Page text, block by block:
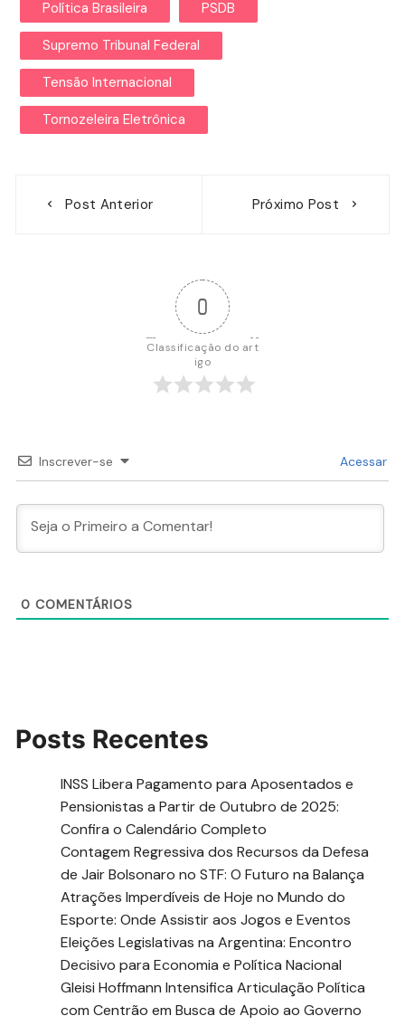
Política Brasileira PSDB
Supremo Tribunal Federal
Tensão Internacional
Tornozeleira Eletrônica
Post Anterior Próximo Post
0
Classificação do art
igo
Inscrever-se Acessar
0 COMENTÁRIOS
Posts Recentes
INSS Libera Pagamento para Aposentados e
Pensionistas a Partir de Outubro de 2025:
Confira o Calendário Completo
Contagem Regressiva dos Recursos da Defesa
de Jair Bolsonaro no STF: O Futuro na Balança
Atrações Imperdíveis de Hoje no Mundo do
Esporte: Onde Assistir aos Jogos e Eventos
Eleições Legislativas na Argentina: Encontro
Decisivo para Economia e Política Nacional
Gleisi Hoffmann Intensifica Articulação Política
com Centrão em Busca de Apoio ao Governo